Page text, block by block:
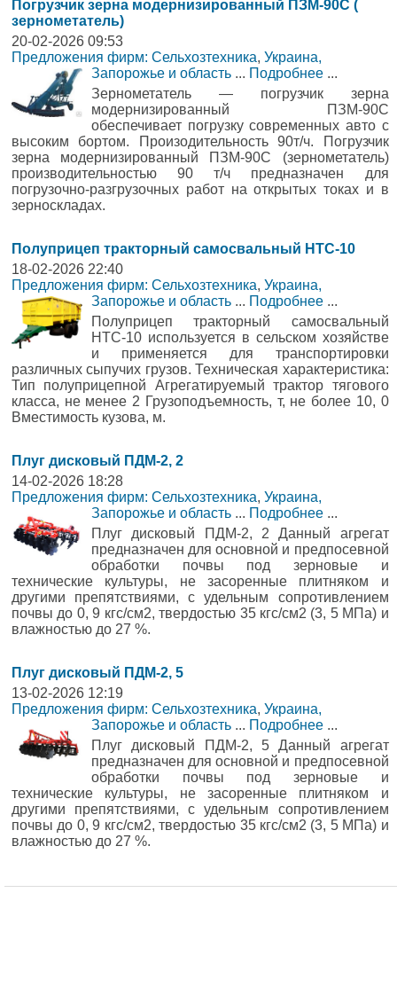
Погрузчик зерна модернизированный ПЗМ-90С (
зернометатель)
20-02-2026 09:53
Предложения фирм: Сельхозтехника, Украина,
Запорожье и область ... Подробнее ...
Зернометатель — погрузчик зерна
модернизированный ПЗМ-90С
обеспечивает погрузку современных авто с
высоким бортом. Произодительность 90т/ч. Погрузчик
зерна модернизированный ПЗМ-90С (зернометатель)
производительностью 90 т/ч предназначен для
погрузочно-разгрузочных работ на открытых токах и в
зерноскладах.
Полуприцеп тракторный самосвальный НТС-10
18-02-2026 22:40
Предложения фирм: Сельхозтехника, Украина,
Запорожье и область ... Подробнее ...
Полуприцеп тракторный самосвальный
НТС-10 используется в сельском хозяйстве
и применяется для транспортировки
различных сыпучих грузов. Техническая характеристика:
Тип полуприцепной Агрегатируемый трактор тягового
класса, не менее 2 Грузоподъемность, т, не более 10, 0
Вместимость кузова, м.
Плуг дисковый ПДМ-2, 2
14-02-2026 18:28
Предложения фирм: Сельхозтехника, Украина,
Запорожье и область ... Подробнее ...
Плуг дисковый ПДМ-2, 2 Данный агрегат
предназначен для основной и предпосевной
обработки почвы под зерновые и
технические культуры, не засоренные плитняком и
другими препятствиями, с удельным сопротивлением
почвы до 0, 9 кгс/см2, твердостью 35 кгс/см2 (3, 5 МПа) и
влажностью до 27 %.
Плуг дисковый ПДМ-2, 5
13-02-2026 12:19
Предложения фирм: Сельхозтехника, Украина,
Запорожье и область ... Подробнее ...
Плуг дисковый ПДМ-2, 5 Данный агрегат
предназначен для основной и предпосевной
обработки почвы под зерновые и
технические культуры, не засоренные плитняком и
другими препятствиями, с удельным сопротивлением
почвы до 0, 9 кгс/см2, твердостью 35 кгс/см2 (3, 5 МПа) и
влажностью до 27 %.